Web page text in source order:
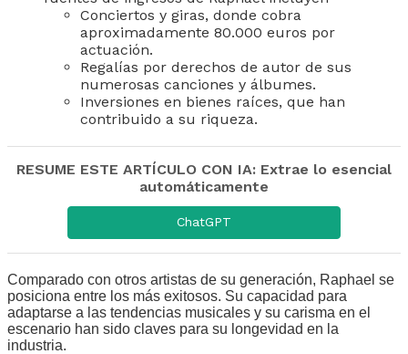
Conciertos y giras, donde cobra
aproximadamente 80.000 euros por
actuación.
Regalías por derechos de autor de sus
numerosas canciones y álbumes.
Inversiones en bienes raíces, que han
contribuido a su riqueza.
RESUME ESTE ARTÍCULO CON IA: Extrae lo esencial
automáticamente
ChatGPT
Comparado con otros artistas de su generación, Raphael se
posiciona entre los más exitosos. Su capacidad para
adaptarse a las tendencias musicales y su carisma en el
escenario han sido claves para su longevidad en la
industria.